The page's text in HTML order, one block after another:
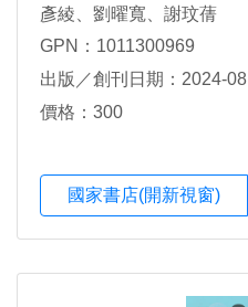
彥綾、劉曜寬、謝玟蒨
GPN：1011300969
出版／創刊日期：2024-08
價格：300
國家書店(開新視窗)